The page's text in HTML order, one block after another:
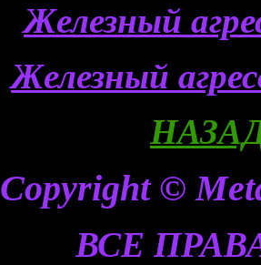
Железный
Железный
НАЗАД
Copyright ©
ВСЕ